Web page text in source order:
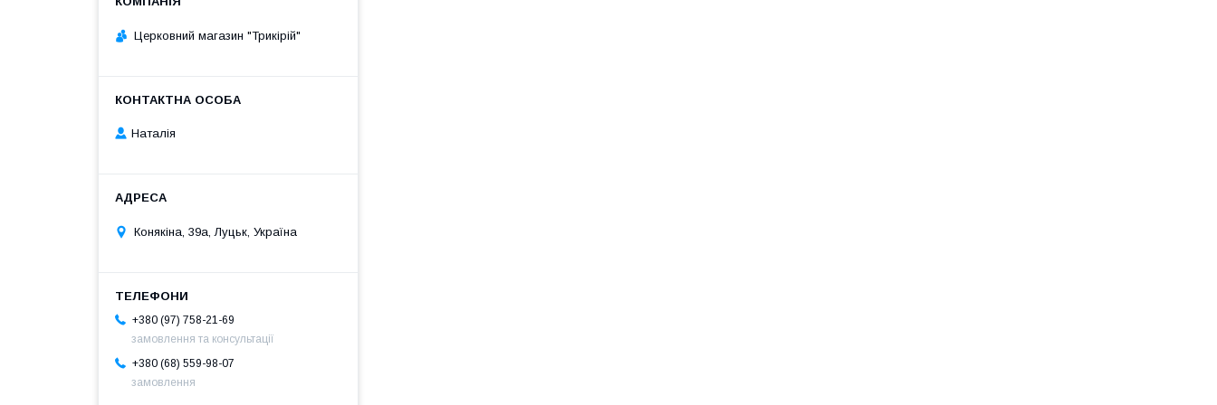
Церковний магазин "Трикірій"
Наталія
Конякіна, 39а, Луцьк, Україна
+380 (97) 758-21-69
замовлення та консультації
+380 (68) 559-98-07
замовлення